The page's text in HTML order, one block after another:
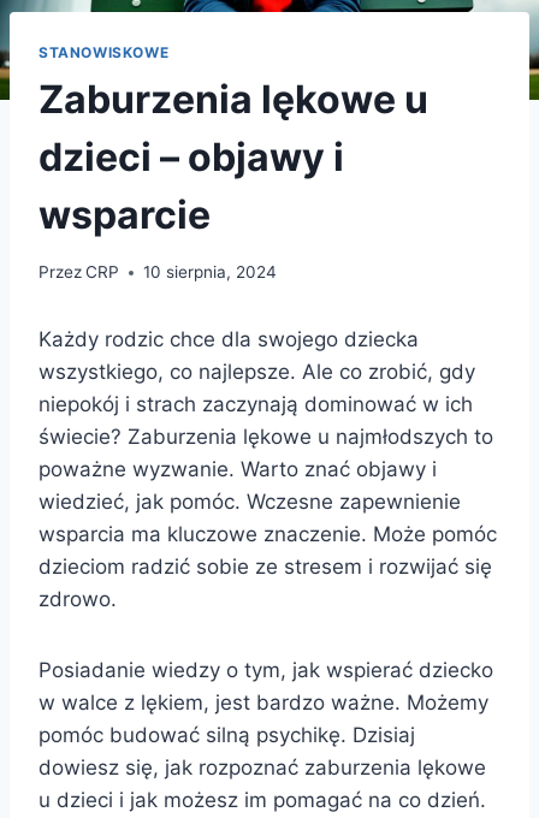
STANOWISKOWE
Zaburzenia lękowe u
dzieci – objawy i
wsparcie
PrzezCRP 10 sierpnia, 2024
Każdy rodzic chce dla swojego dziecka
wszystkiego, co najlepsze. Ale co zrobić, gdy
niepokój i strach zaczynają dominować w ich
świecie? Zaburzenia lękowe u najmłodszych to
poważne wyzwanie. Warto znać objawy i
wiedzieć, jak pomóc. Wczesne zapewnienie
wsparcia ma kluczowe znaczenie. Może pomóc
dzieciom radzić sobie ze stresem i rozwijać się
zdrowo.
Posiadanie wiedzy o tym, jak wspierać dziecko
w walce z lękiem, jest bardzo ważne. Możemy
pomóc budować silną psychikę. Dzisiaj
dowiesz się, jak rozpoznać zaburzenia lękowe
u dzieci i jak możesz im pomagać na co dzień.